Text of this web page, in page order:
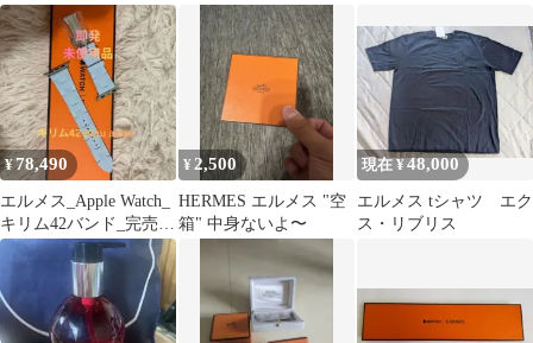
ー エルメス
ールド エプソンorクシ
ュベル
¥78,490
エルメス_Apple Watch_
キリム42バンド_完売カ
ラー_鮮やかブルー
¥ 2,500
HERMES エルメス "空
箱" 中身ないよ〜
現在 ¥48,000
エルメス tシャツ エク
ス・リブリス